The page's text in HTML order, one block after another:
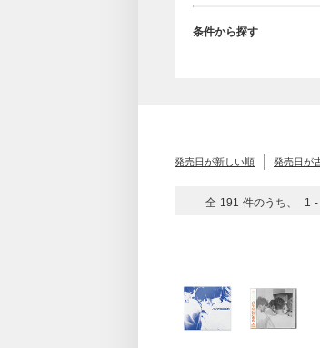
条件から探す
発売日が新しい順 発売日が
全 191 件のうち、 1 -